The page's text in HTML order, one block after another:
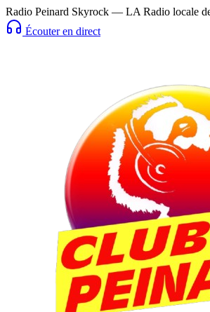
Radio Peinard Skyrock — LA Radio locale
Écouter en direct